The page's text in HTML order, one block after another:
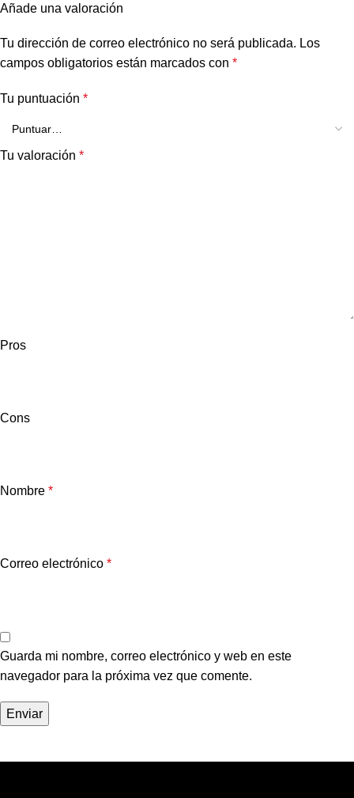
Añade una valoración
Tu dirección de correo electrónico no será publicada. Los
campos obligatorios están marcados con *
Tu puntuación *
Tu valoración *
Pros
Cons
Nombre *
Correo electrónico *
Guarda mi nombre, correo electrónico y web en este
navegador para la próxima vez que comente.